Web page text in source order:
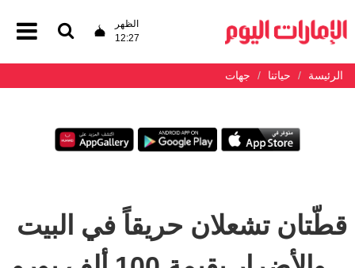
الظهر
12:27
الرئيسة حياتنا جهات
قطّتان تشعلان حريقاً في البيت